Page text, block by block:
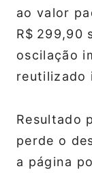
ao valor
R$ 299,90
oscilação
reutilizado
Resultado
perde o
a página